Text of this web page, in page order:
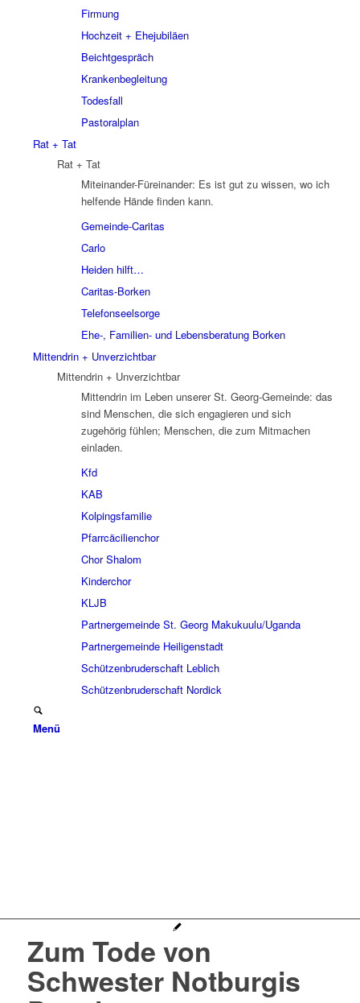
Firmung
Hochzeit + Ehejubiläen
Beichtgespräch
Krankenbegleitung
Todesfall
Pastoralplan
Rat + Tat
Rat + Tat
Miteinander-Füreinander: Es ist gut zu wissen, wo ich
helfende Hände finden kann.
Gemeinde-Caritas
Carlo
Heiden hilft…
Caritas-Borken
Telefonseelsorge
Ehe-, Familien- und Lebensberatung Borken
Mittendrin + Unverzichtbar
Mittendrin + Unverzichtbar
Mittendrin im Leben unserer St. Georg-Gemeinde: das
sind Menschen, die sich engagieren und sich
zugehörig fühlen; Menschen, die zum Mitmachen
einladen.
Kfd
KAB
Kolpingsfamilie
Pfarrcäcilienchor
Chor Shalom
Kinderchor
KLJB
Partnergemeinde St. Georg Makukuulu/Uganda
Partnergemeinde Heiligenstadt
Schützenbruderschaft Leblich
Schützenbruderschaft Nordick
Menü
Zum Tode von
Schwester Notburgis